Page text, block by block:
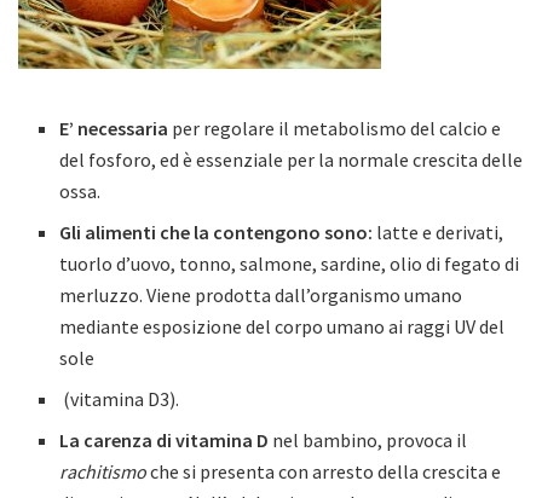
E’ necessaria per regolare il metabolismo del calcio e
del fosforo, ed è essenziale per la normale crescita delle
ossa.
Gli alimenti che la contengono sono: latte e derivati,
tuorlo d’uovo, tonno, salmone, sardine, olio di fegato di
merluzzo. Viene prodotta dall’organismo umano
mediante esposizione del corpo umano ai raggi UV del
sole
(vitamina D3).
La carenza divitamina D nel bambino, provoca il
rachitismoche si presenta con arresto della crescita e